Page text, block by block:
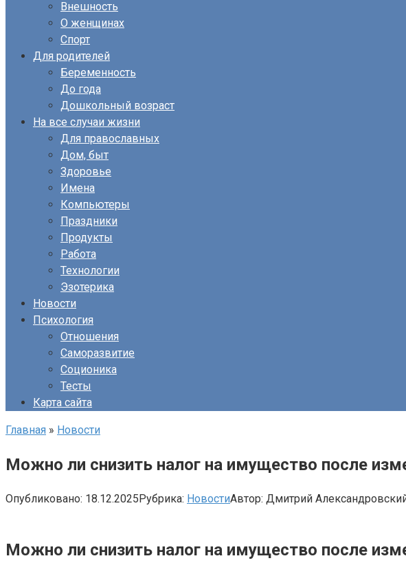
Внешность
О женщинах
Спорт
Для родителей
Беременность
До года
Дошкольный возраст
На все случаи жизни
Для православных
Дом, быт
Здоровье
Имена
Компьютеры
Праздники
Продукты
Работа
Технологии
Эзотерика
Новости
Психология
Отношения
Саморазвитие
Соционика
Тесты
Карта сайта
Главная » Новости
Можно ли снизить налог на имущество после
Опубликовано: 18.12.2025Рубрика: НовостиАвтор: Дмитрий
Можно ли снизить налог на имущество после